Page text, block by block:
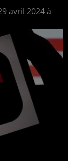
avril 2024 à